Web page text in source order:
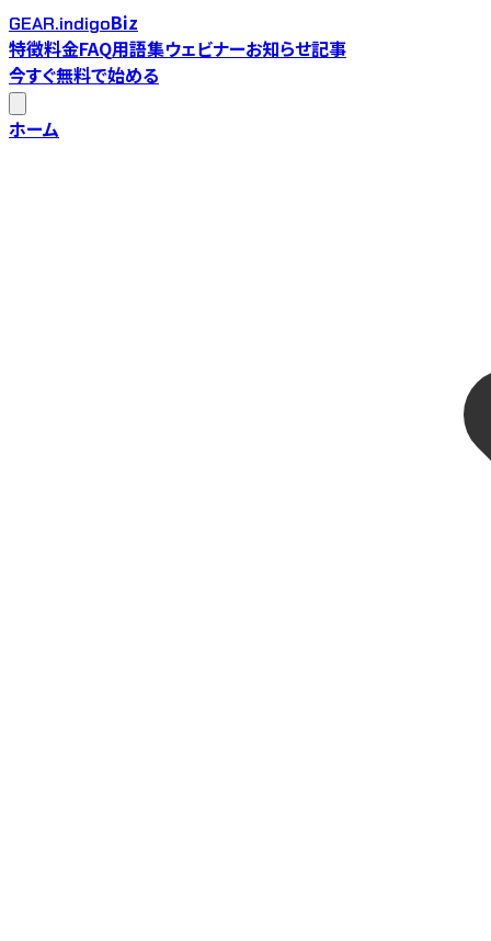
GEAR.indigoBiz
特徴料金FAQ用語集ウェビナーお知らせ記事
今すぐ無料で始める
ホーム